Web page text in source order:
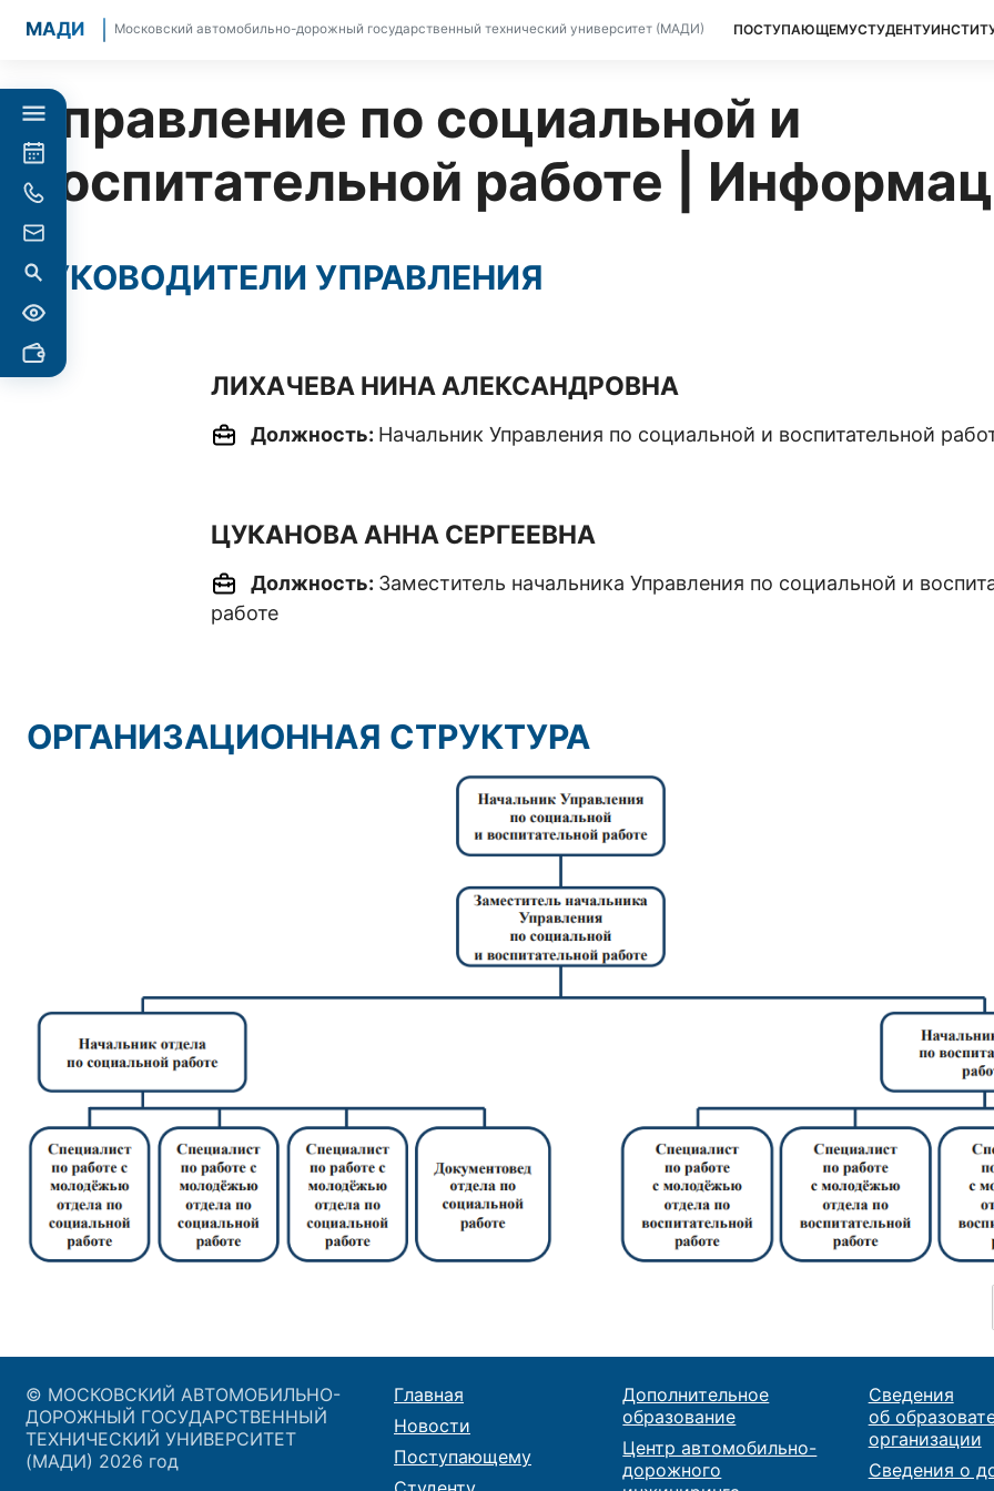
МАДИ Московский автомобильно-дорожный государственный технический университет (МАДИ) ПОСТУПАЮЩЕМУСТУДЕНТУ
Управление по социальной и
воспитательной работе |
РУКОВОДИТЕЛИ УПРАВЛЕНИЯ
ЛИХАЧЕВА НИНА АЛЕКСАНДРОВНА
Должность: Начальник Управления по социальной и воспитательной
ЦУКАНОВА АННА СЕРГЕЕВНА
Должность: Заместитель начальника Управления по социальной и
работе
ОРГАНИЗАЦИОННАЯ СТРУКТУРА
© МОСКОВСКИЙ АВТОМОБИЛЬНО-
ДОРОЖНЫЙ ГОСУДАРСТВЕННЫЙ
ТЕХНИЧЕСКИЙ УНИВЕРСИТЕТ
(МАДИ) 2026 год
Главная
Новости
Поступающему
Дополнительное
образование
Центр автомобильно-
дорожного
Сведения
об
организации
Сведения о